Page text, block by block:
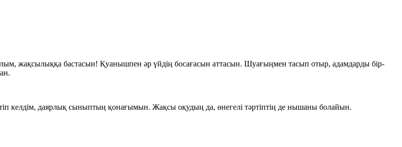
жақсылыққа бастасын! Қуанышпен әр үйдің босағасын аттасын. Шуағыңмен тасып отыр, адамдарды бір-
даярлық сыныптың қонағымын. Жақсы оқудың да, өнегелі тәртіптің де нышаны болайын.